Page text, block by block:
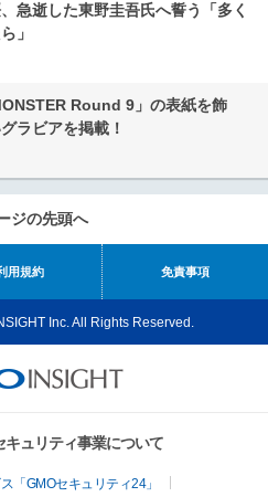
急逝した東野圭吾氏へ誓う「多く
」
Round 9」の表紙を飾
ラビアを掲載！
ジの先頭へ
用規約 免責事項
Inc. All Rights Reserved.
ュリティ事業について
「GMOセキュリティ24」